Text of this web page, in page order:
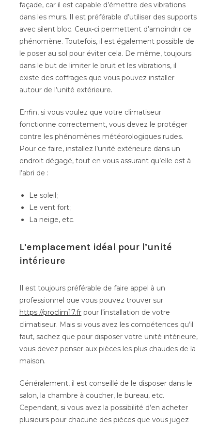
façade, car il est capable d’émettre des vibrations
dans les murs. Il est préférable d’utiliser des supports
avec silent bloc. Ceux-ci permettent d’amoindrir ce
phénomène. Toutefois, il est également possible de
le poser au sol pour éviter cela. De même, toujours
dans le but de limiter le bruit et les vibrations, il
existe des coffrages que vous pouvez installer
autour de l’unité extérieure.
Enfin, si vous voulez que votre climatiseur
fonctionne correctement, vous devez le protéger
contre les phénomènes météorologiques rudes.
Pour ce faire, installez l’unité extérieure dans un
endroit dégagé, tout en vous assurant qu’elle est à
l’abri de :
Le soleil ;
Le vent fort ;
La neige, etc.
L’emplacement idéal pour l’unité
intérieure
Il est toujours préférable de faire appel à un
professionnel que vous pouvez trouver sur
https://proclim17.fr pour l’installation de votre
climatiseur. Mais si vous avez les compétences qu’il
faut, sachez que pour disposer votre unité intérieure,
vous devez penser aux pièces les plus chaudes de la
maison.
Généralement, il est conseillé de le disposer dans le
salon, la chambre à coucher, le bureau, etc.
Cependant, si vous avez la possibilité d’en acheter
plusieurs pour chacune des pièces que vous jugez